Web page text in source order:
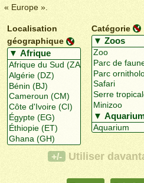
« Europe ».
Localisation
géographique
Catégorie
+/- Utiliser